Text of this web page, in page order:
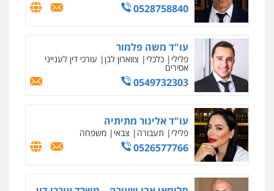
0528758840
עו"ד משה פלמור
פלילי כלכלי צווארון לבן עורכי דין לענייני
אסירים
0549732303
עו"ד אלינור מתיתיה
פלילי תעבורה צבאי משפחה
0526577766